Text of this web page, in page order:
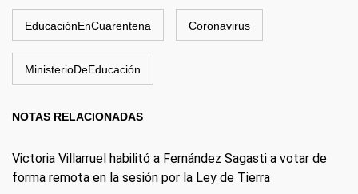
EducaciónEnCuarentena Coronavirus
MinisterioDeEducación
NOTAS RELACIONADAS
Victoria Villarruel habilitó a Fernández Sagasti a votar de
forma remota en la sesión por la Ley de Tierra